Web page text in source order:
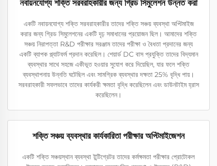
নবায়নযোগ্য শক্তি সরবরাহকারীর জন্য গ্রিড সিমুলেশন উন্নত করা
একটি নবায়নযোগ্য শক্তি সরবরাহকারীর তাদের শক্তি সঞ্চয় ব্যবস্থা অপ্টিমাইজ
করার জন্য গ্রিড সিমুলেশনের একটি দৃঢ় সমাধানের প্রয়োজন ছিল। আমাদের শক্তি
সঞ্চয় নিরাপত্তা R&D পরীক্ষার সরঞ্জাম তাদের পরীক্ষা ও বৈধতা প্রদানের জন্য
একটি ব্যাপক প্ল্যাটফর্ম প্রদান করেছিল। শেয়ার্ড DC বাস প্রযুক্তি তাদের বিদ্যমান
ব্যবস্থার সাথে সহজে একীভূত হওয়ার সুযোগ করে দিয়েছিল, যার ফলে শক্তি
ব্যবস্থাপনায় উন্নতি ঘটেছিল এবং সামগ্রিক ব্যবস্থার দক্ষতা 25% বৃদ্ধি পায়।
সরবরাহকারী সফলভাবে তাদের কার্যকরী ক্ষমতা বৃদ্ধি করেছিলেন এবং ডাউনটাইম হ্রাস
করেছিলেন।
শক্তি সঞ্চয় ব্যবস্থার কার্যকারিতা পরীক্ষার অপ্টিমাইজেশন
একটি শক্তি সঞ্চয়স্থান ব্যবস্থা ইন্টিগ্রেটর তাদের কর্মক্ষমতা পরীক্ষার প্রোটোকল